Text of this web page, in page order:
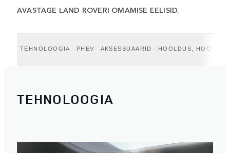
AVASTAGE LAND ROVERI OMAMISE EELISID.
TEHNOLOOGIA PHEV AKSESSUAARID HOOLDUS,
TEHNOLOOGIA